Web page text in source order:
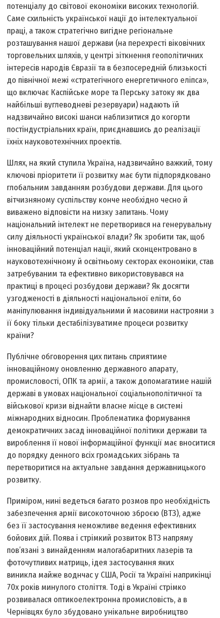
потенціалу до світової економіки високих технологій.
Саме схильність української нації до інтелектуальної
праці, а також стратегічно вигідне регіональне
розташування нашої держави (на перехресті віковічних
торговельних шляхів, у центрі зіткнення геополітичних
інтересів народів Євразії та в безпосередній близькості
до північної межі «стратегічного енергетичного еліпса»,
що включає Каспійське море та Перську затоку як два
найбільші вуглеводневі резервуари) надають їй
надзвичайно високі шанси наблизитися до когорти
постіндустріальних країн, приєднавшись до реалізації
їхніх науково­технічних проектів.
Шлях, на який ступила Україна, надзвичайно важкий, тому
ключові пріоритети її розвитку має бути підпорядковано
глобальним завданням розбудови держави. Для цього
вітчизняному суспільству конче необхідно чесно й
виважено відповісти на низку запитань. Чому
національний інтелект не перетворився на генерувальну
силу діяльності української влади? Як зробити так, щоб
інноваційний потенціал нації, який сконцентровано в
науково­технічному й освітньому секторах економіки, став
затребуваним та ефективно використовувався на
практиці в процесі розбудови держави? Як досягти
узгодженості в діяльності національної еліти, бо
маніпулювання індивідуальними й масовими настроями з
її боку тільки дестабілізуватиме процеси розвитку
країни?
Публічне обговорення цих питань сприятиме
інноваційному оновленню державного апарату,
промисловості, ОПК та армії, а також допомагатиме нашій
державі в умовах національної соціально­політичної та
військової кризи віднайти власне місце в системі
міжнародних відносин. Проблематика формування
демократичних засад інноваційної політики держави та
вироблення її нової інформаційної функції має вноситися
до порядку денного всіх громадських зібрань та
перетворитися на актуальне завдання державницького
розвитку.
Приміром, нині ведеться багато розмов про необхідність
забезпечення армії високоточною зброєю (ВТЗ), адже
без її застосування неможливе ведення ефективних
бойових дій. Поява і стрімкий розвиток ВТЗ напряму
пов’язані з винайденням малогабаритних лазерів та
фоточутливих матриць, ідея застосування яких
виникла майже воднчас у США, Росії та Україні наприкінці
70­х років минулого століття. Тоді в Україні стрімко
розвивалася оптико­електронна промисловість, а в
Чернівцях було збудовано унікальне виробництво